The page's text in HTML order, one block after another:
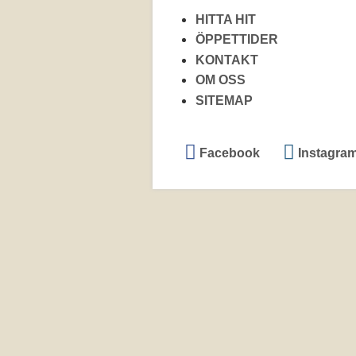
HITTA HIT
ÖPPETTIDER
KONTAKT
OM OSS
SITEMAP
Facebook